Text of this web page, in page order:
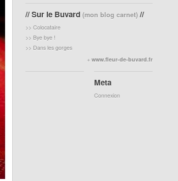
// Sur le Buvard (mon blog carnet) //
>> Colocataire
>> Bye bye !
>> Dans les gorges
+ www.fleur-de-buvard.fr
Meta
Connexion